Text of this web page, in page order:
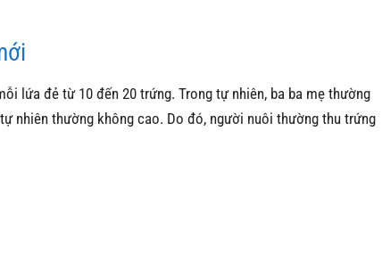
lứa đẻ từ 10 đến 20 trứng. Trong tự nhiên, ba ba mẹ thường
nhiên thường không cao. Do đó, người nuôi thường thu trứng